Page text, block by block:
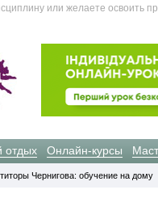
или желаете
отдых Онлайн-курсы
Чернигова: обучение на дому